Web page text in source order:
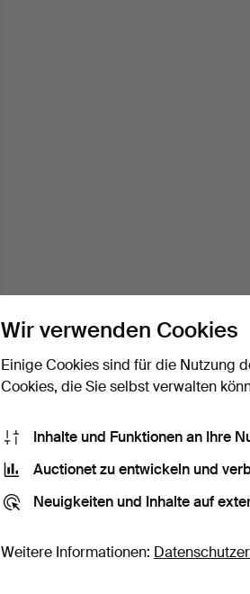
Wir verwenden Cookies
Einige Cookies sind für die Nutzung
Cookies, die Sie selbst verwalten
Inhalte und Funktionen an Ihre
Auctionet zu entwickeln und
Neuigkeiten und Inhalte auf
Weitere Informationen: